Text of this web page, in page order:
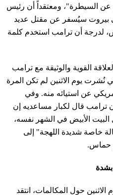
عن السيطرة"، ومعتقداً أن رئيس
بيروت سيُسفر عن مقتل عديد
لدرجة أن ترامب استخدم كلمة
القوية والوثيقة مع ترامب
نُشرت يوم الاثنين لم تكن المرة
عن استيائه منه. وفي
ترامب قال لكبار مساعديه إن
البيت الأبيض في الشهر نفسه،
خاصة شديدة اللهجة" إلى
حماس.
بشدة
حول المكالمات، انتقد